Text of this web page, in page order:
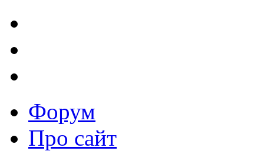
Форум
Про сайт